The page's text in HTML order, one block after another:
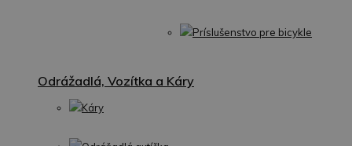
Príslušenstvo pre bicykle
Odrážadlá, Vozítka a Káry
Káry